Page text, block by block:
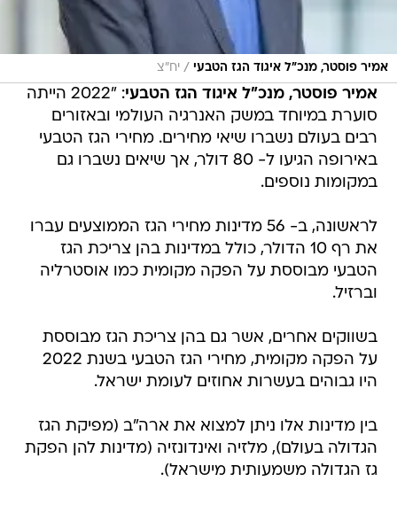
אמיר פוסטר, מנכ"ל איגוד הגז הטבעי / יח"צ
אמיר פוסטר, מנכ"ל איגוד הגז הטבעי
: "2022 הייתה
סוערת במיוחד במשק האנרגיה העולמי ובאזורים
רבים בעולם נשברו שיאי מחירים. מחירי הגז הטבעי
באירופה הגיעו ל- 80 דולר, אך שיאים נשברו גם
במקומות נוספים.
לראשונה, ב- 56 מדינות מחירי הגז הממוצעים עברו
את רף 10 הדולר, כולל במדינות בהן צריכת הגז
הטבעי מבוססת על הפקה מקומית כמו אוסטרליה
וברזיל.
בשווקים אחרים, אשר גם בהן צריכת הגז מבוססת
על הפקה מקומית, מחירי הגז הטבעי בשנת 2022
היו גבוהים בעשרות אחוזים לעומת ישראל.
בין מדינות אלו ניתן למצוא את ארה"ב (מפיקת הגז
הגדולה בעולם), מלזיה ואינדונזיה (מדינות להן הפקת
גז הגדולה משמעותית מישראל).